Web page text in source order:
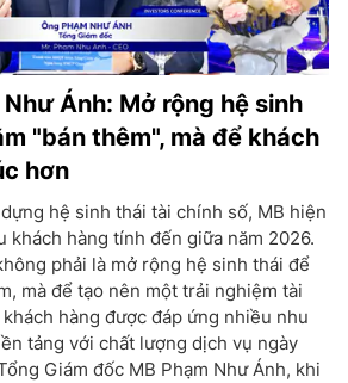
Như Ánh: Mở rộng hệ sinh
"bán thêm", mà để khách
hơn
hệ sinh thái tài chính số, MB hiện
khách hàng tính đến giữa năm 2026.
phải là mở rộng hệ sinh thái để
mà để tạo nên một trải nghiệm tài
hàng được đáp ứng nhiều nhu
tảng với chất lượng dịch vụ ngày
Giám đốc MB Phạm Như Ánh, khi